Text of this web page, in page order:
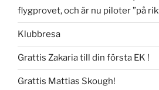
flygprovet, och är nu piloter ”på
Klubbresa
Grattis Zakaria till din första EK !
Grattis Mattias Skough!